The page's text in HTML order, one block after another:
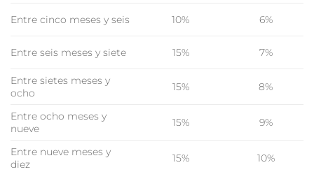
Entre cinco meses y seis 10% 6%
Entre seis meses y siete 15% 7%
Entre sietes meses y
ocho
15% 8%
Entre ocho meses y
nueve
15% 9%
Entre nueve meses y
diez
15% 10%